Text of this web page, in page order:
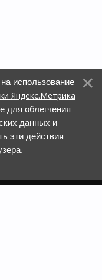
использование
Яндекс.Метрика
для облегчения
данных и
эти действия